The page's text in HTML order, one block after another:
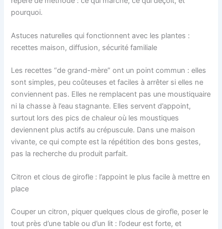
pourquoi.
Astuces naturelles qui fonctionnent avec les plantes :
recettes maison, diffusion, sécurité familiale
Les recettes “de grand-mère” ont un point commun : elles
sont simples, peu coûteuses et faciles à arrêter si elles ne
conviennent pas. Elles ne remplacent pas une moustiquaire
ni la chasse à l’eau stagnante. Elles servent d’appoint,
surtout lors des pics de chaleur où les moustiques
deviennent plus actifs au crépuscule. Dans une maison
vivante, ce qui compte est la répétition des bons gestes,
pas la recherche du produit parfait.
Citron et clous de girofle : l’appoint le plus facile à mettre en
place
Couper un citron, piquer quelques clous de girofle, poser le
tout près d’une table ou d’un lit : l’odeur est forte, et